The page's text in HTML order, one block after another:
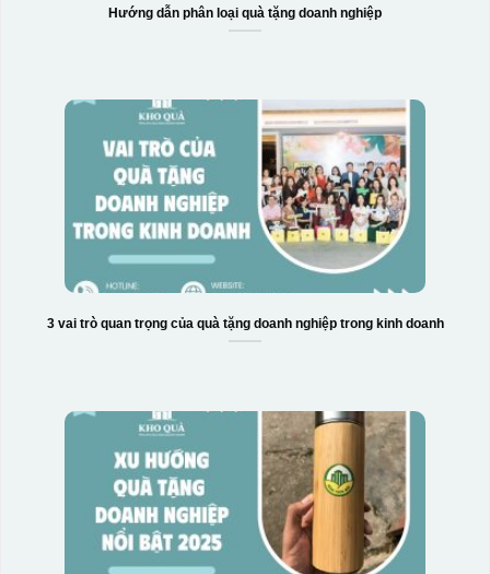
Hướng dẫn phân loại quà tặng doanh nghiệp
3 vai trò quan trọng của quà tặng doanh nghiệp trong kinh doanh